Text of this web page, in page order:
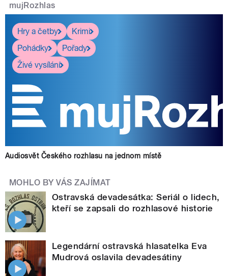
mujRozhlas
Hry a četby
Krimi
Pohádky
Pořady
Živé vysílání
Audiosvět Českého rozhlasu na jednom místě
MOHLO BY VÁS ZAJÍMAT
Ostravská devadesátka: Seriál o lidech,
kteří se zapsali do rozhlasové historie
Legendární ostravská hlasatelka Eva
Mudrová oslavila devadesátiny